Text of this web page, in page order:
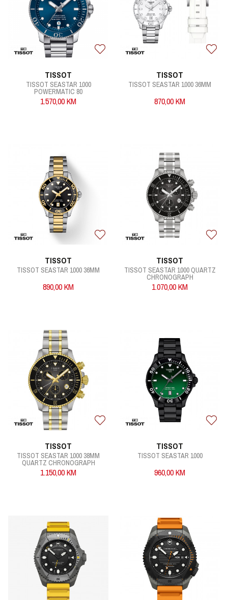
TISSOT
TISSOT SEASTAR 1000
POWERMATIC 80
1.570,00KM
TISSOT
TISSOT SEASTAR 1000 36MM
870,00KM
TISSOT
TISSOT SEASTAR 1000 36MM
890,00KM
TISSOT
TISSOT SEASTAR 1000 QUARTZ
CHRONOGRAPH
1.070,00KM
TISSOT
TISSOT SEASTAR 1000 38MM
QUARTZ CHRONOGRAPH
1.150,00KM
TISSOT
TISSOT SEASTAR 1000
960,00KM